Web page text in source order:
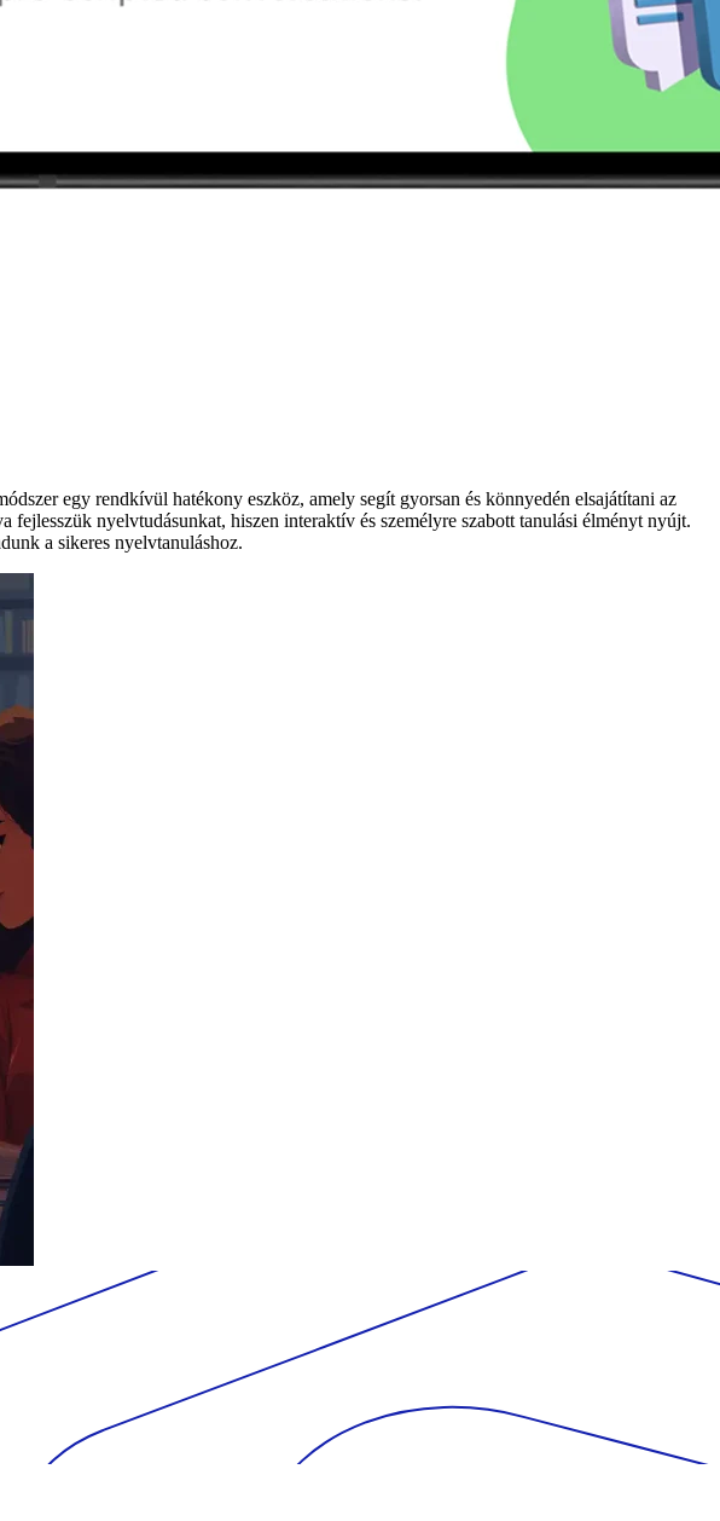
egy rendkívül hatékony eszköz, amely segít gyorsan és könnyedén elsajátítani az
nyelvtudásunkat, hiszen interaktív és személyre szabott tanulási élményt nyújt.
a sikeres nyelvtanuláshoz.